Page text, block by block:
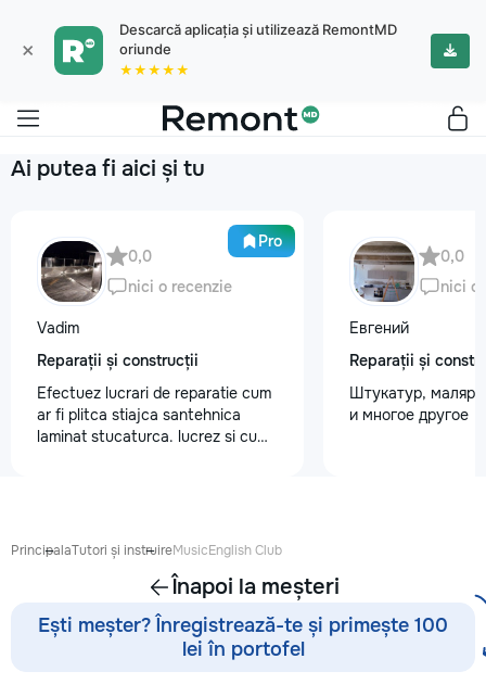
×
Descarcă aplicația și utilizează RemontMD
oriunde
★★★★★
Ai putea fi aici și tu
Pro
0,0
nici o recenzie
Vadim
Reparații și construcții
Efectuez lucrari de reparatie cum
ar fi plitca stiajca santehnica
laminat stucaturca. lucrez si cu
0,0
nici o
Евгений
Reparații și
Штукатур, маляр ,
и многое другое
PrincipalaTutori și instruireMusicEnglish Club
Înapoi la meșteri
Ești meșter? Înregistrează-te și primește 100
lei în portofel